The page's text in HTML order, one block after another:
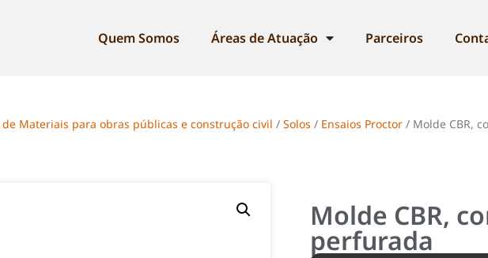
Quem Somos Áreas de Atuação Parceiros
Materiais para obras públicas e construção civil / Solos / Ensaios Proctor / Molde CBR,
Molde CBR,
perfurada